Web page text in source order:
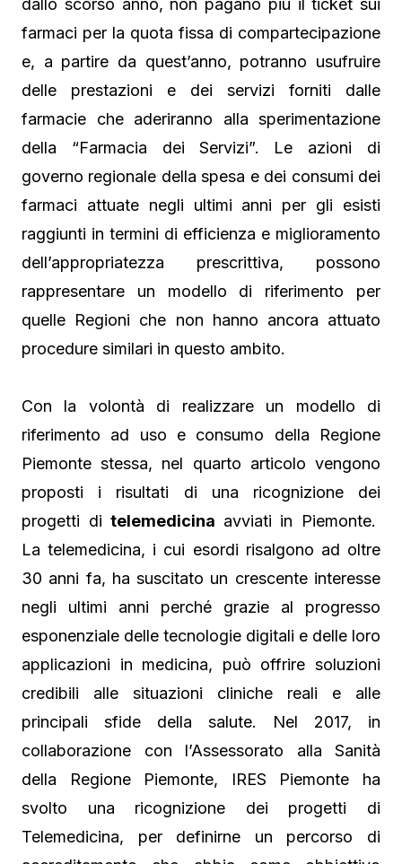
farmaci per la quota fissa di compartecipazione
e, a partire da quest’anno, potranno usufruire
delle prestazioni e dei servizi forniti dalle
farmacie che aderiranno alla sperimentazione
della “Farmacia dei Servizi”. Le azioni di
governo regionale della spesa e dei consumi dei
farmaci attuate negli ultimi anni per gli esisti
raggiunti in termini di efficienza e miglioramento
dell’appropriatezza prescrittiva, possono
rappresentare un modello di riferimento per
quelle Regioni che non hanno ancora attuato
procedure similari in questo ambito.
Con la volontà di realizzare un modello di
riferimento ad uso e consumo della Regione
Piemonte stessa, nel quarto articolo vengono
proposti i risultati di una ricognizione dei
progetti ditelemedicina avviati in Piemonte.
La telemedicina, i cui esordi risalgono ad oltre
30 anni fa, ha suscitato un crescente interesse
negli ultimi anni perché grazie al progresso
esponenziale delle tecnologie digitali e delle loro
applicazioni in medicina, può offrire soluzioni
credibili alle situazioni cliniche reali e alle
principali sfide della salute. Nel 2017, in
collaborazione con l’Assessorato alla Sanità
della Regione Piemonte, IRES Piemonte ha
svolto una ricognizione dei progetti di
Telemedicina, per definirne un percorso di